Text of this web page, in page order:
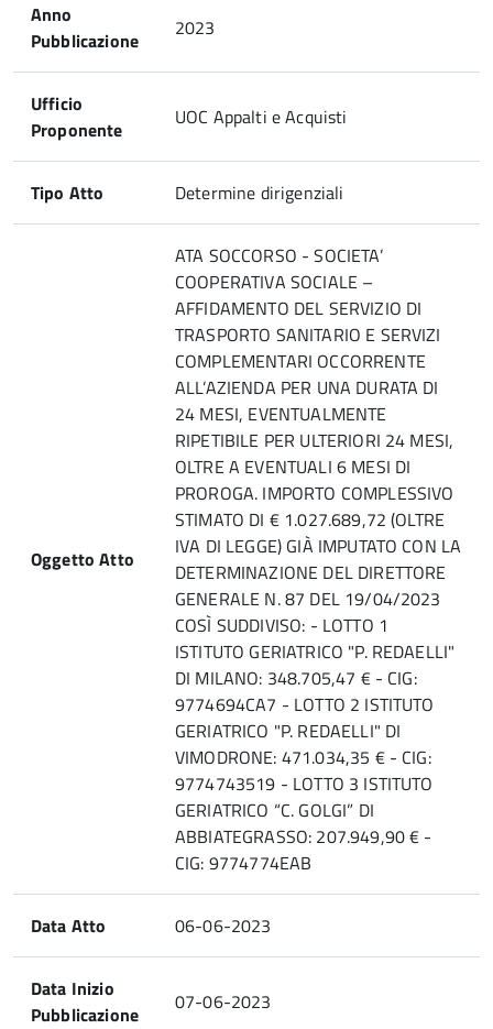
Anno
Pubblicazione
2023
Ufficio
Proponente
UOC Appalti e Acquisti
Tipo Atto Determine dirigenziali
Oggetto Atto
ATA SOCCORSO - SOCIETA’
COOPERATIVA SOCIALE –
AFFIDAMENTO DEL SERVIZIO DI
TRASPORTO SANITARIO E SERVIZI
COMPLEMENTARI OCCORRENTE
ALL’AZIENDA PER UNA DURATA DI
24 MESI, EVENTUALMENTE
RIPETIBILE PER ULTERIORI 24 MESI,
OLTRE A EVENTUALI 6 MESI DI
PROROGA. IMPORTO COMPLESSIVO
STIMATO DI € 1.027.689,72 (OLTRE
IVA DI LEGGE) GIÀ IMPUTATO CON LA
DETERMINAZIONE DEL DIRETTORE
GENERALE N. 87 DEL 19/04/2023
COSÌ SUDDIVISO: - LOTTO 1
ISTITUTO GERIATRICO "P. REDAELLI"
DI MILANO: 348.705,47 € - CIG:
9774694CA7 - LOTTO 2 ISTITUTO
GERIATRICO "P. REDAELLI" DI
VIMODRONE: 471.034,35 € - CIG:
9774743519 - LOTTO 3 ISTITUTO
GERIATRICO “C. GOLGI” DI
ABBIATEGRASSO: 207.949,90 € -
CIG: 9774774EAB
Data Atto 06-06-2023
Data Inizio
Pubblicazione
07-06-2023